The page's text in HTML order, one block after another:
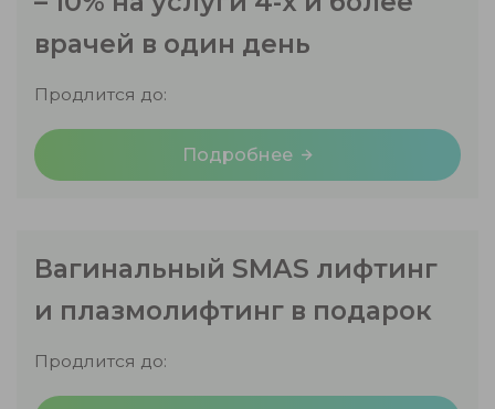
врачей в один день
Продлится до:
Подробнее
Вагинальный SMAS лифтинг
и плазмолифтинг в подарок
Продлится до: